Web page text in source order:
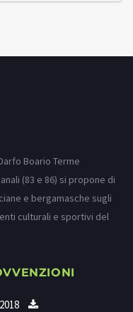
Boario Terme
(83 e 86) si propone di
e bergamasche sugli
culturali e sportivi del
2018